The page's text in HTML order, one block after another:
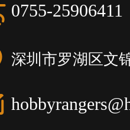
0755-25906411
深圳市罗湖区文